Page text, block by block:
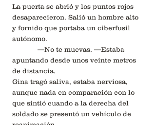
La puerta se abrió y los puntos rojos
desaparecieron. Salió un hombre alto
y fornido que portaba un ciberfusil
autónomo.
—No te muevas. —Estaba
apuntando desde unos veinte metros
de distancia.
Gina tragó saliva, estaba nerviosa,
aunque nada en comparación con lo
que sintió cuando a la derecha del
soldado se presentó un vehículo de